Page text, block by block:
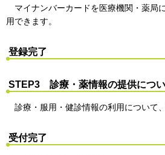
マイナンバーカードを医療機関・薬局
用できます。
登録完了
STEP3 診療・薬情報の提供につ
診療・服用・健診情報の利用について
受付完了